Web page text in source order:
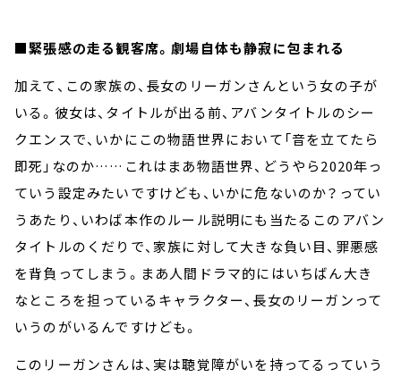
■緊張感の走る観客席。劇場自体も静寂に包まれる
加えて、この家族の、長女のリーガンさんという女の子が
いる。彼女は、タイトルが出る前、アバンタイトルのシー
クエンスで、いかにこの物語世界において「音を立てたら
即死」なのか……これはまあ物語世界、どうやら2020年っ
ていう設定みたいですけども、いかに危ないのか？ってい
うあたり、いわば本作のルール説明にも当たるこのアバン
タイトルのくだりで、家族に対して大きな負い目、罪悪感
を背負ってしまう。まあ人間ドラマ的にはいちばん大き
なところを担っているキャラクター、長女のリーガンって
いうのがいるんですけども。
このリーガンさんは、実は聴覚障がいを持ってるっていう